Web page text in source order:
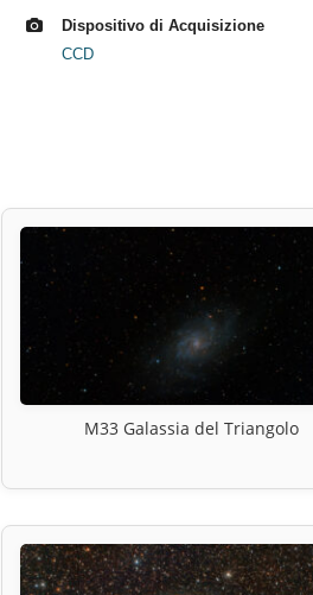
Dispositivo di Acquisizione
CCD
M33 Galassia del Triangolo